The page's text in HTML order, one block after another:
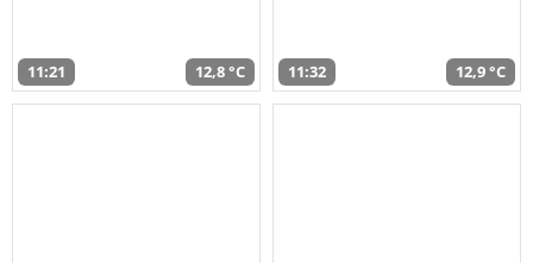
11:21 12,8 °C 11:32 12,9 °C